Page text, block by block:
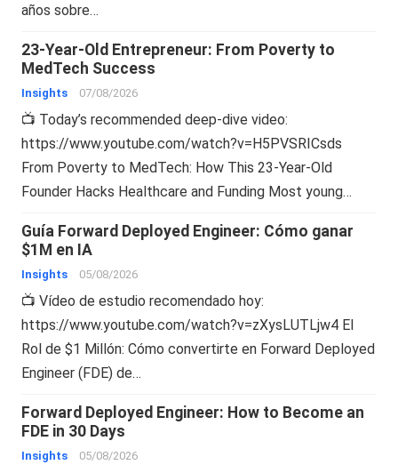
años sobre…
23-Year-Old Entrepreneur: From Poverty to
MedTech Success
Insights 07/08/2026
📺 Today’s recommended deep-dive video:
https://www.youtube.com/watch?v=H5PVSRICsds
From Poverty to MedTech: How This 23-Year-Old
Founder Hacks Healthcare and Funding Most young…
Guía Forward Deployed Engineer: Cómo ganar
$1M en IA
Insights 05/08/2026
📺 Vídeo de estudio recomendado hoy:
https://www.youtube.com/watch?v=zXysLUTLjw4 El
Rol de $1 Millón: Cómo convertirte en Forward Deployed
Engineer (FDE) de…
Forward Deployed Engineer: How to Become an
FDE in 30 Days
Insights 05/08/2026